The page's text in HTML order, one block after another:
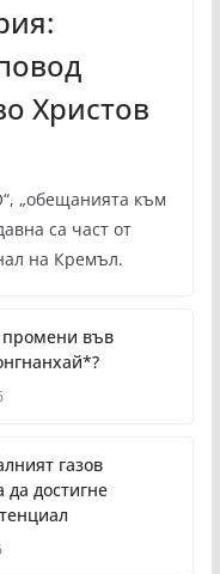
Христов
„обещанията към
са част от
на Кремъл.
промени във
газов
достигне